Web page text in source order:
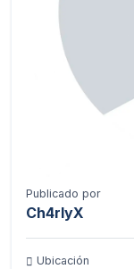
Publicado por
Ch4rlyX
Ubicación